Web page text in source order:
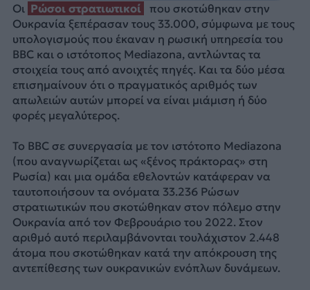
Οι Ρώσοι στρατιωτικοί
που σκοτώθηκαν στην
Ουκρανία ξεπέρασαν τους 33.000, σύμφωνα με τους
υπολογισμούς που έκαναν η ρωσική υπηρεσία του
BBC και ο ιστότοπος Mediazona, αντλώντας τα
στοιχεία τους από ανοιχτές πηγές. Και τα δύο μέσα
επισημαίνουν ότι ο πραγματικός αριθμός των
απωλειών αυτών μπορεί να είναι μιάμιση ή δύο
φορές μεγαλύτερος.
Το BBC σε συνεργασία με τον ιστότοπο Mediazona
(που αναγνωρίζεται ως «ξένος πράκτορας» στη
Ρωσία) και μια ομάδα εθελοντών κατάφεραν να
ταυτοποιήσουν τα ονόματα 33.236 Ρώσων
στρατιωτικών που σκοτώθηκαν στον πόλεμο στην
Ουκρανία από τον Φεβρουάριο του 2022. Στον
αριθμό αυτό περιλαμβάνονται τουλάχιστον 2.448
άτομα που σκοτώθηκαν κατά την απόκρουση της
αντεπίθεσης των ουκρανικών ενόπλων δυνάμεων.